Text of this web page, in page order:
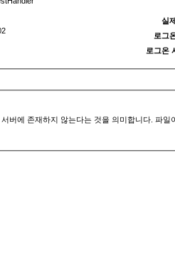
실
로그
로그온
버에 존재하지 않는다는 것을 의미합니다. 파